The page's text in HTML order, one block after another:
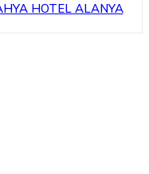
HOTEL ALANYA